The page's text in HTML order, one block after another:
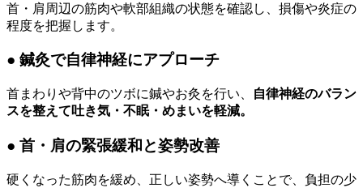
首・肩周辺の筋肉や軟部組織の状態を確認し、損傷や炎症の
程度を把握します。
● 鍼灸で自律神経にアプローチ
首まわりや背中のツボに鍼やお灸を行い、
自律神経のバラン
スを整えて吐き気・不眠・めまいを軽減。
● 首・肩の緊張緩和と姿勢改善
硬くなった筋肉を緩め、正しい姿勢へ導くことで、負担の少